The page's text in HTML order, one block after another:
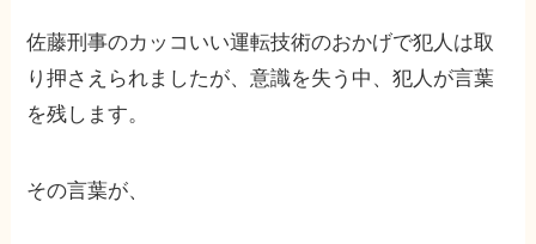
佐藤刑事のカッコいい運転技術のおかげで犯人は取
り押さえられましたが、意識を失う中、犯人が言葉
を残します。
その言葉が、